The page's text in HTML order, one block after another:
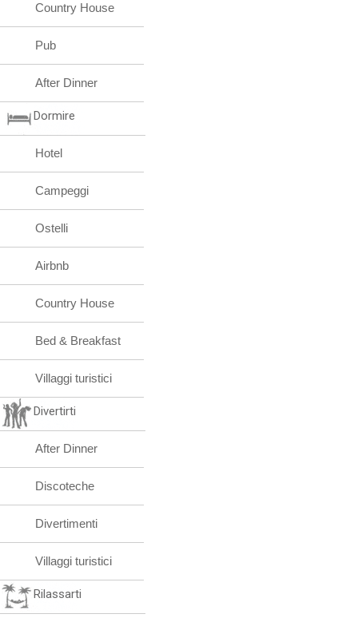
Country House
Pub
After Dinner
Dormire
Hotel
Campeggi
Ostelli
Airbnb
Country House
Bed & Breakfast
Villaggi turistici
Divertirti
After Dinner
Discoteche
Divertimenti
Villaggi turistici
Rilassarti